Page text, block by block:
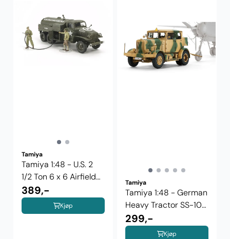
Tamiya
Tamiya 1:48 - U.S. 2
1/2 Ton 6 x 6 Airfield
Fuel ...
389,-
Kjøp
Tamiya
Tamiya 1:48 - German
Heavy Tractor SS-100
(32593)
299,-
Kjøp